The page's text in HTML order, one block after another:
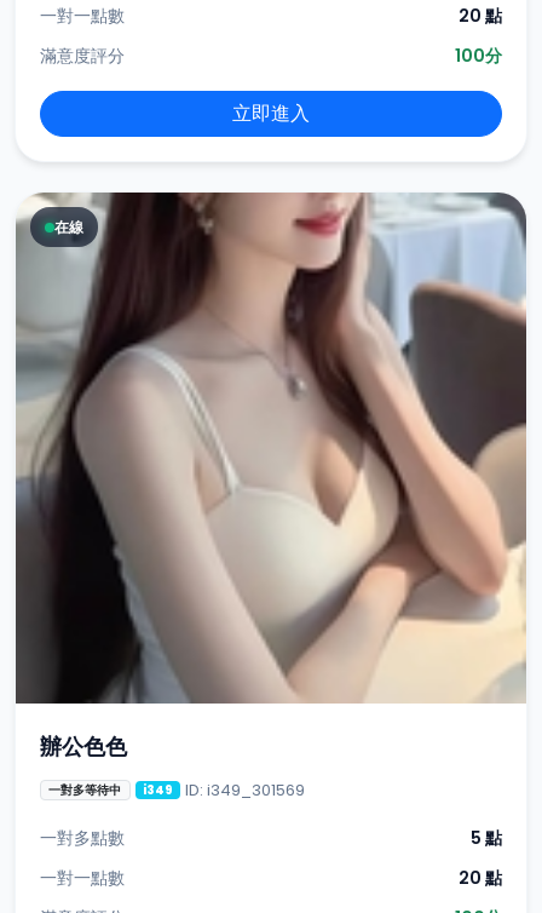
一對一點數
20 點
滿意度評分
100分
立即進入
在線
辦公色色
一對多等待中 i349 ID: i349_301569
一對多點數
5 點
一對一點數
20 點